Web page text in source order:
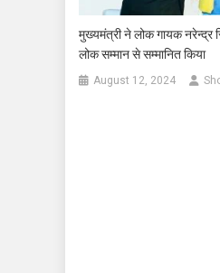
मुख्यमंत्री ने लोक गायक नरेन्द्र
लोक सम्मान से सम्मानित किया
August 12, 2024